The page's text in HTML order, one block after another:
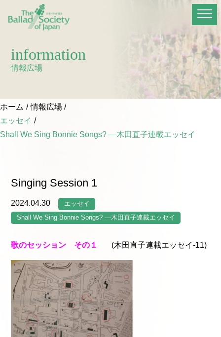
information
情報広場
ホーム
情報広場
エッセイ
Shall We Sing Bonnie Songs? —木田直子連載エッセイ
Singing Session 1
2024.04.30
エッセイ
Shall We Sing Bonnie Songs? —木田直子連載エッセイ
歌のセッション その１ (木田直子連載エッセイ-11)